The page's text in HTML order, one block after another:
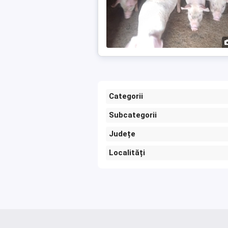
Categorii
Subcategorii
Județe
Localități